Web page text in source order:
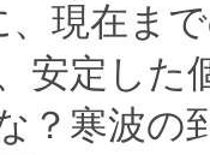
、現在ま
安定した
？寒波の